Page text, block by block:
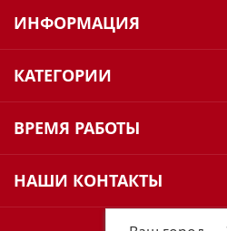
ИНФОРМАЦИЯ
КАТЕГОРИИ
ВРЕМЯ РАБОТЫ
НАШИ КОНТАКТЫ